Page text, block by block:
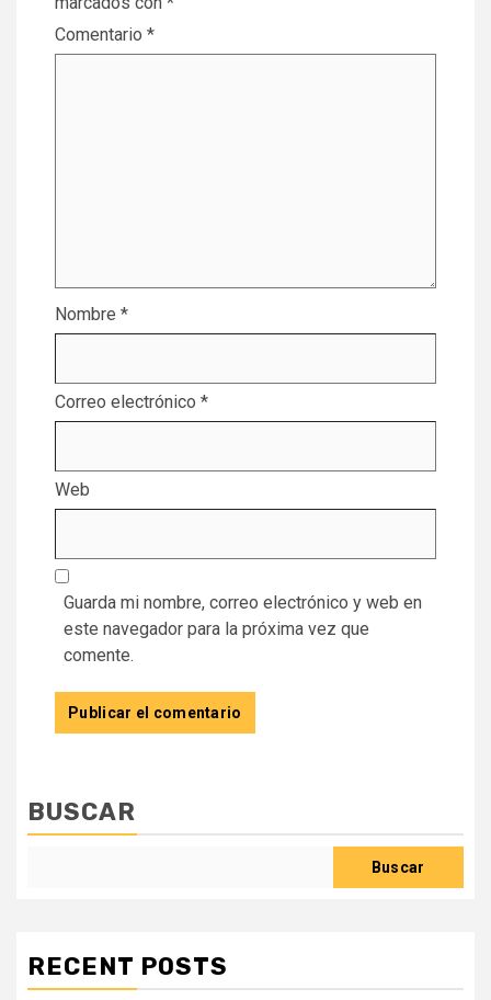
Comentario *
Nombre *
Correo electrónico *
Web
Guarda mi nombre, correo electrónico y web en
este navegador para la próxima vez que
comente.
BUSCAR
Buscar
RECENT POSTS